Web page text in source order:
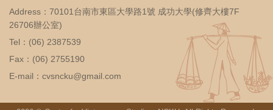
Address：70101台南市東區大學路1號 成功大學(修齊大樓7F
26706辦公室)
Tel：(06) 2387539
Fax：(06) 2755190
E-mail： cvsncku@gmail.com